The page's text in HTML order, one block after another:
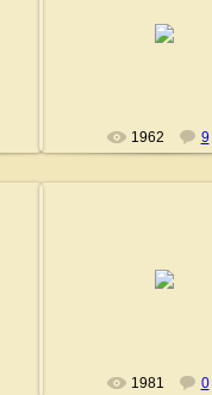
1962 9
1981 0